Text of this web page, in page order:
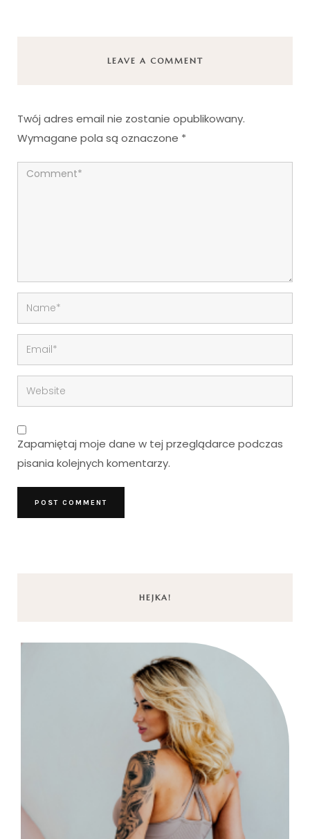
LEAVE A COMMENT
Twój adres email nie zostanie opublikowany.
Wymagane pola są oznaczone *
Zapamiętaj moje dane w tej przeglądarce podczas
pisania kolejnych komentarzy.
HEJKA!